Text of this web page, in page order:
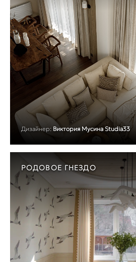
Дизайнер: Виктория Мусина Studia33
РОДОВОЕ ГНЕЗДО